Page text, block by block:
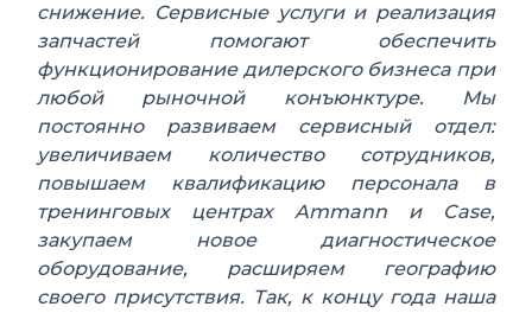
снижение. Сервисные услуги и реализация
запчастей помогают обеспечить
функционирование дилерского бизнеса при
любой рыночной конъюнктуре. Мы
постоянно развиваем сервисный отдел:
увеличиваем количество сотрудников,
повышаем квалификацию персонала в
тренинговых центрах Ammann
и Case,
закупаем новое диагностическое
оборудование, расширяем географию
своего присутствия. Так, к концу года наша